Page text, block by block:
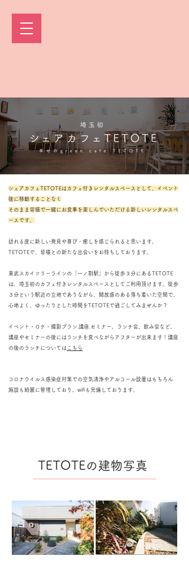
シェアカフェTETOTEはカフェ付きレンタルスペースとして、イベント
後に移動することなく
そのまま皆様で一緒にお食事を楽しんでいただける新しいレンタルスペ
ースです。
訪れる度に新しい発見や喜び・癒しを感じられると思います。
TETOTEで、皆様との新たな出会いをお待ちしております。
東武スカイツリーラインの「一ノ割駅」から徒歩３分にあるTETOTE
は、埼玉初のカフェ付きレンタルスペースとしてご利用頂けます。徒歩
３分という駅近の立地でありながら、開放感のある落ち着いた空間で、
心地よく、ゆったりとした時間をTETOTEで過ごしてみませんか？
イベント・ロケ・撮影プラン.講座.セミナー、ランチ会、飲み会など、
講座やセミナーの後にはランチを食べながらアフターが出来ます！講座
の後のランチについては こちら
コロナウイルス感染症対策での空気清浄やアルコール設置はもちろん
​施設も綺麗に管理しており、wifiも完備しております。
TETOTE​の建物写真